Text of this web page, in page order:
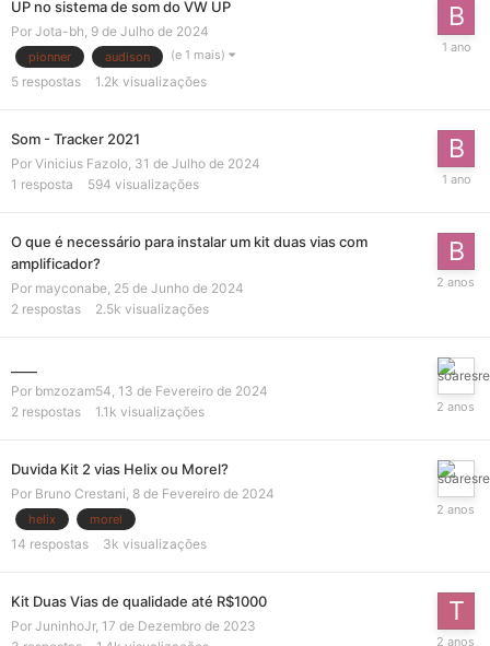
UP no sistema de som do VW UP
Por Jota-bh 9 de Julho de 2024
pionner audison (e 1 mais)
5 respostas 1.2k visualizações
Som - Tracker 2021
Por Vinicius Fazolo 31 de Julho de 2024
1 resposta 594 visualizações
O que é necessário para instalar um kit duas vias com
amplificador?
Por mayconabe 25 de Junho de 2024
2 respostas 2.5k visualizações
Por bmzozam54 13 de Fevereiro de 2024
2 respostas 1.1k visualizações
Duvida Kit 2 vias Helix ou Morel?
Por Bruno Crestani 8 de Fevereiro de 2024
helix morel
14 respostas 3k visualizações
Kit Duas Vias de qualidade até R$1000
Por JuninhoJr, 17 de Dezembro de 2023